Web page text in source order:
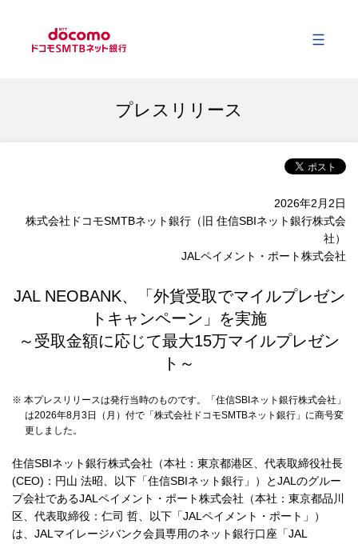
サステナビリティ
検索
お客さまサイト
プレスリリース
2026年2月2日
株式会社ドコモSMTBネット銀行（旧 住信SBIネット銀行株式会
社）
JALペイメント・ポート株式会社
JAL NEOBANK、「外貨受取でマイルプレゼン
トキャンペーン」を実施
～受取金額に応じて最大15万マイルプレゼン
ト～
※ 本プレスリリースは発行当時のものです。「住信SBIネット銀行株式会社」
は2026年8月3日（月）付で「株式会社ドコモSMTBネット銀行」に商号変
更しました。
住信SBIネット銀行株式会社（本社：東京都港区、代表取締役社長
(CEO)：円山 法昭、以下「住信SBIネット銀行」）とJALのグルー
プ会社であるJALペイメント・ポート株式会社（本社：東京都品川
区、代表取締役：仁司 哲、以下「JALペイメント・ポート」）
は、JALマイレージバンク会員専用のネット銀行口座「JAL